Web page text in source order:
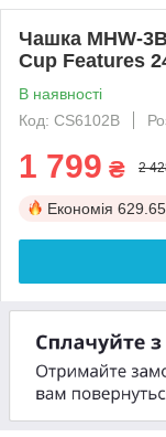
Чашка MHW-
Cup Features
В наявності
Код: CS6102B
1 799 ₴ 2
Економія